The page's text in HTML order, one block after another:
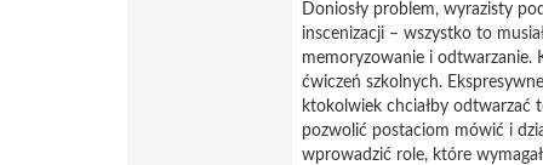
Doniosły problem, wyrazisty
inscenizacji – wszystko to
memoryzowanie i odtwarzanie.
ćwiczeń szkolnych.
ktokolwiek chciałby odtwarzać
pozwolić postaciom mówić i
wprowadzić role, które